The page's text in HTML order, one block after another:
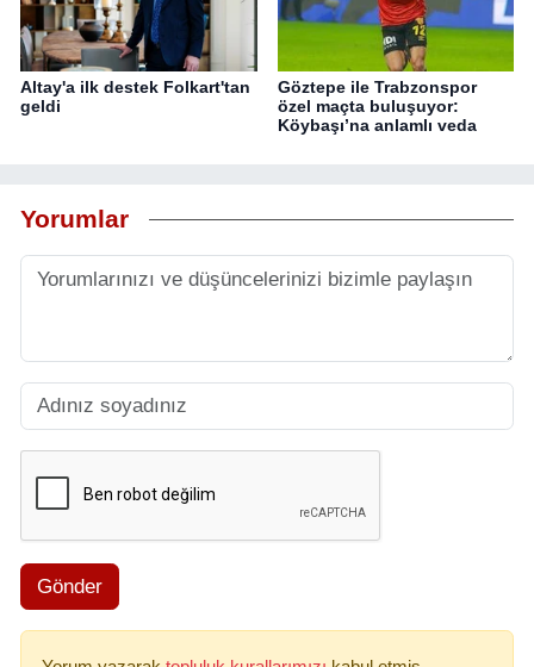
Altay'a ilk destek Folkart'tan
geldi
Göztepe ile Trabzonspor
özel maçta buluşuyor:
Köybaşı’na anlamlı veda
Yorumlar
Gönder